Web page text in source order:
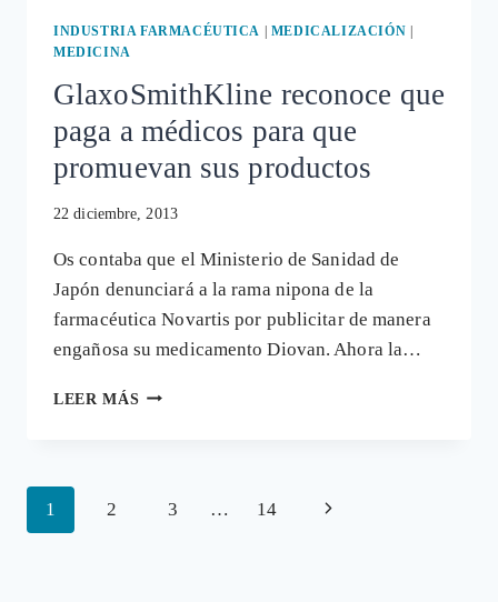
INDUSTRIA FARMACÉUTICA MEDICALIZACIÓN
MEDICINA
GlaxoSmithKline reconoce que
paga a médicos para que
promuevan sus productos
22 diciembre, 2013
Os contaba que el Ministerio de Sanidad de
Japón denunciará a la rama nipona de la
farmacéutica Novartis por publicitar de manera
engañosa su medicamento Diovan. Ahora la…
LEER MÁS GLAXOSMITHKLINE
MÉDICOS
Navegación
de
1 2 3 … 14
Siguiente